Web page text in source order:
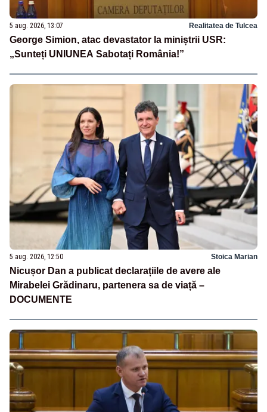
5 aug. 2026, 13:07 Realitatea de Tulcea
George Simion, atac devastator la miniștrii USR:
„Sunteți UNIUNEA Sabotați România!”
5 aug. 2026, 12:50 Stoica Marian
Nicușor Dan a publicat declarațiile de avere ale
Mirabelei Grădinaru, partenera sa de viață –
DOCUMENTE